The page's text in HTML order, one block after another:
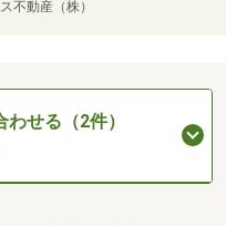
不動産（株）
せる（2件）